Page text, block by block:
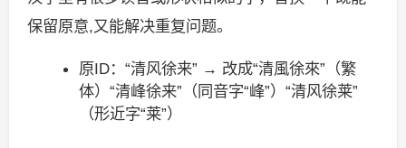
保留原意,又能解决重复问题。
原ID：“清风徐来” → 改成“清風徐來”（繁
体）“清峰徐来”（同音字“峰”）“清风徐莱”
（形近字“莱”）